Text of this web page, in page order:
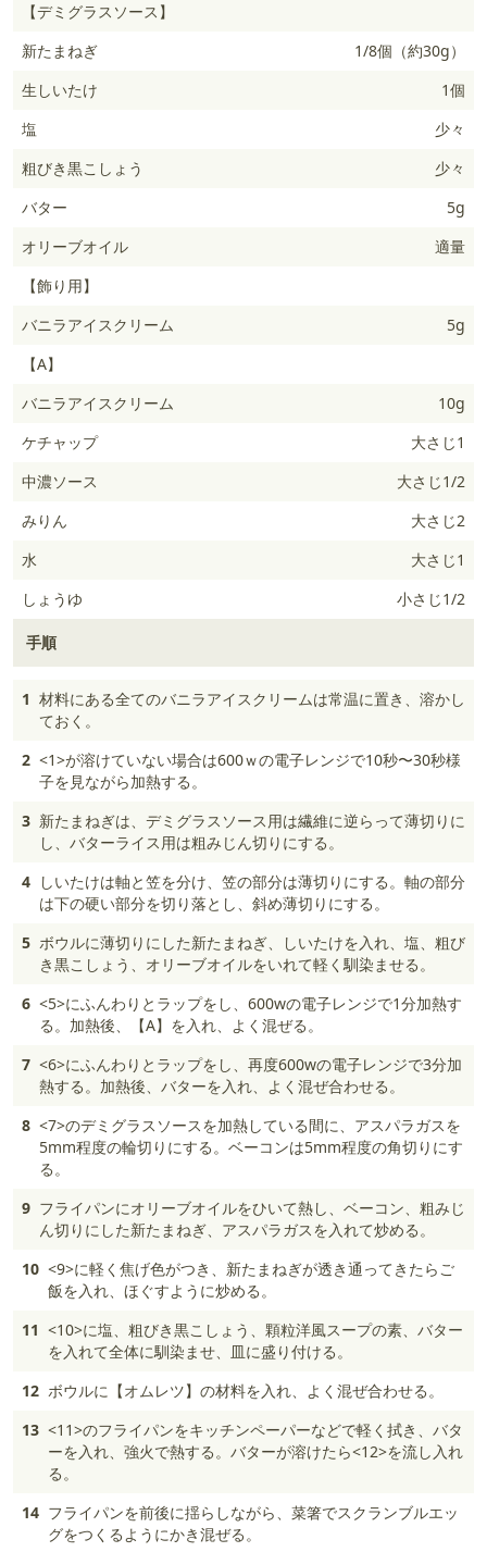
【デミグラスソース】
新たまねぎ
1/8個（約30g）
生しいたけ
1個
塩
少々
粗びき黒こしょう
少々
バター
5g
オリーブオイル
適量
【飾り用】
バニラアイスクリーム
5g
【A】
バニラアイスクリーム
10g
ケチャップ
大さじ1
中濃ソース
大さじ1/2
みりん
大さじ2
水
大さじ1
しょうゆ
小さじ1/2
手順
1 材料にある全てのバニラアイスクリームは常温に置き、溶かし
ておく。
2 <1>が溶けていない場合は600ｗの電子レンジで10秒〜30秒様
子を見ながら加熱する。
3 新たまねぎは、デミグラスソース用は繊維に逆らって薄切りに
し、バターライス用は粗みじん切りにする。
4 しいたけは軸と笠を分け、笠の部分は薄切りにする。軸の部分
は下の硬い部分を切り落とし、斜め薄切りにする。
5 ボウルに薄切りにした新たまねぎ、しいたけを入れ、塩、粗び
き黒こしょう、オリーブオイルをいれて軽く馴染ませる。
6 <5>にふんわりとラップをし、600wの電子レンジで1分加熱す
る。加熱後、【A】を入れ、よく混ぜる。
7 <6>にふんわりとラップをし、再度600wの電子レンジで3分加
熱する。加熱後、バターを入れ、よく混ぜ合わせる。
8 <7>のデミグラスソースを加熱している間に、アスパラガスを
5mm程度の輪切りにする。ベーコンは5mm程度の角切りにす
る。
9 フライパンにオリーブオイルをひいて熱し、ベーコン、粗みじ
ん切りにした新たまねぎ、アスパラガスを入れて炒める。
10 <9>に軽く焦げ色がつき、新たまねぎが透き通ってきたらご
飯を入れ、ほぐすように炒める。
11 <10>に塩、粗びき黒こしょう、顆粒洋風スープの素、バター
を入れて全体に馴染ませ、皿に盛り付ける。
12 ボウルに【オムレツ】の材料を入れ、よく混ぜ合わせる。
13 <11>のフライパンをキッチンペーパーなどで軽く拭き、バタ
ーを入れ、強火で熱する。バターが溶けたら<12>を流し入れ
る。
14 フライパンを前後に揺らしながら、菜箸でスクランブルエッ
グをつくるようにかき混ぜる。